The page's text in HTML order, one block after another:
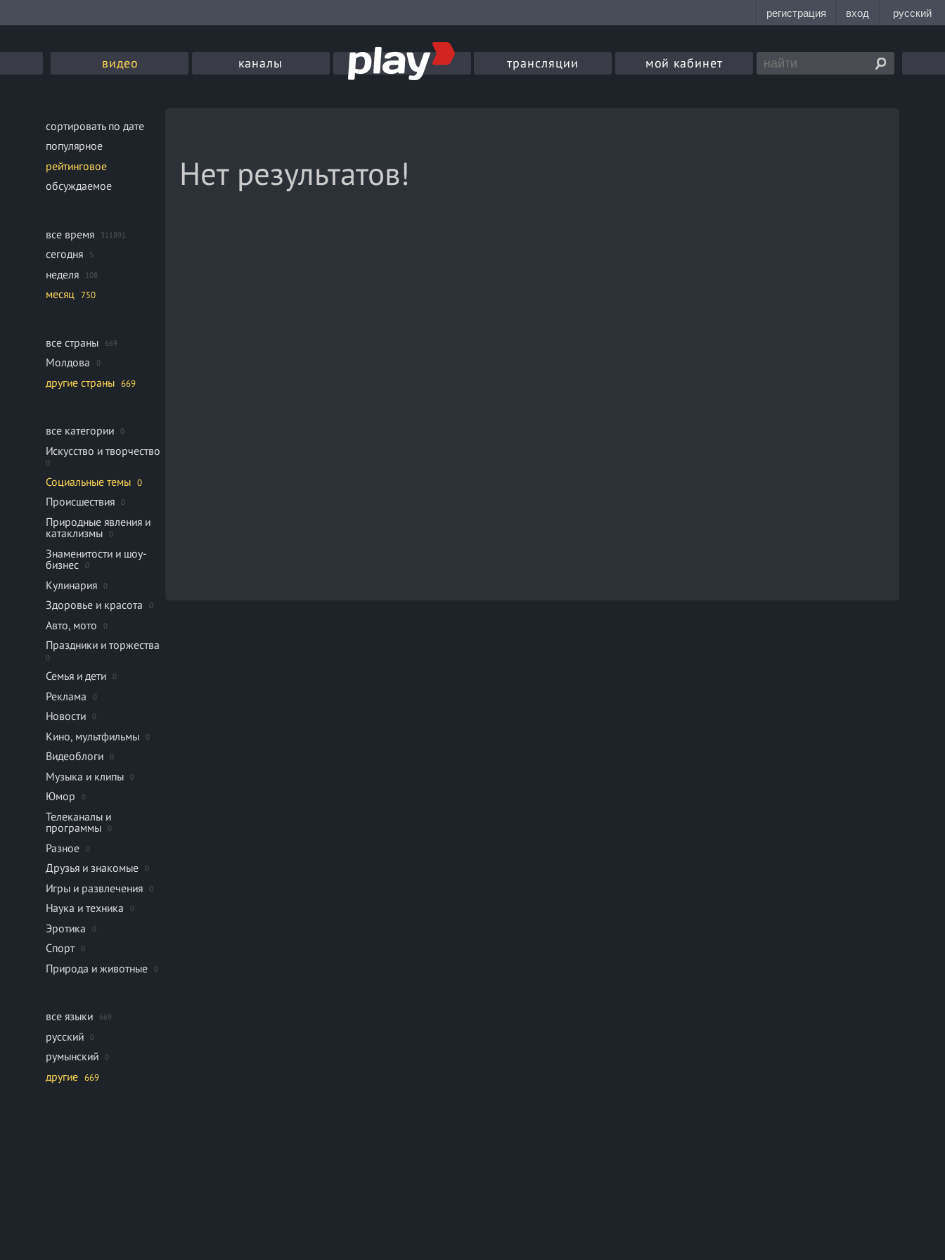
видео каналы трансляции мой кабинет
сортировать по дате
популярное
рейтинговое
обсуждаемое
все время 311891
сегодня 5
неделя 108
месяц 750
все страны 669
Молдова 0
другие страны 669
все категории 0
Искусство и творчество
0
Социальные темы 0
Происшествия 0
Природные явления и
катаклизмы
0
Знаменитости и шоу-
бизнес
0
Кулинария 0
Здоровье и красота 0
Авто, мото 0
Праздники и торжества
0
Семья и дети 0
Реклама 0
Новости 0
Кино, мультфильмы 0
Видеоблоги 0
Музыка и клипы 0
Юмор 0
Телеканалы и
программы
0
Разное 0
Друзья и знакомые 0
Игры и развлечения 0
Наука и техника 0
Эротика 0
Спорт 0
Природа и животные 0
все языки 669
русский 0
румынский 0
другие 669
Нет результатов!